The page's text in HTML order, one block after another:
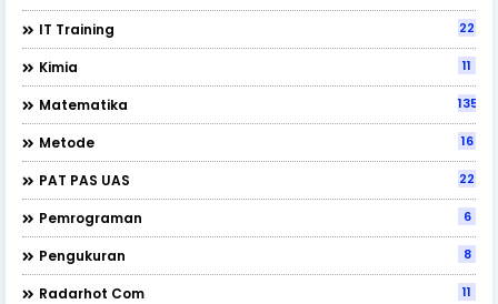
IT Training
22
Kimia 11
Matematika 135
Metode 16
PAT PAS UAS 22
Pemrograman 6
Pengukuran 8
Radarhot Com 11